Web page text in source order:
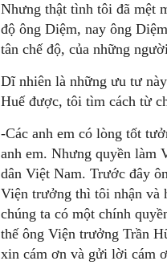
Nhưng thật tình tôi đã mệt
độ ông Diệm, nay ông
tân chế độ, của những
Dĩ nhiên là những ưu tư
Huế được, tôi tìm cách từ
-Các anh em có lòng tốt
anh em. Nhưng quyền làm
dân Việt Nam. Trước đây
Viện trưởng thì tôi nhận và
chúng ta có một chính
thế ông Viện trưởng Trần
xin cám ơn và gửi lời cám